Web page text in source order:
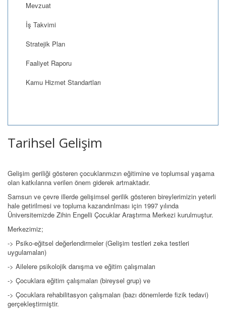
Mevzuat
İş Takvimi
Stratejik Plan
Faaliyet Raporu
Kamu Hizmet Standartları
Tarihsel Gelişim
Gelişim geriliği gösteren çocuklarımızın eğitimine ve toplumsal yaşama
olan katkılarına verilen önem giderek artmaktadır.
Samsun ve çevre illerde gelişimsel gerilik gösteren bireylerimizin yeterli
hale getirilmesi ve topluma kazandırılması için 1997 yılında
Üniversitemizde Zihin Engelli Çocuklar Araştırma Merkezi kurulmuştur.
Merkezimiz;
-> Psiko-eğitsel değerlendirmeler (Gelişim testleri zeka testleri
uygulamaları)
-> Ailelere psikolojik danışma ve eğitim çalışmaları
-> Çocuklara eğitim çalışmaları (bireysel grup) ve
-> Çocuklara rehabilitasyon çalışmaları (bazı dönemlerde fizik tedavi)
gerçekleştirmiştir.